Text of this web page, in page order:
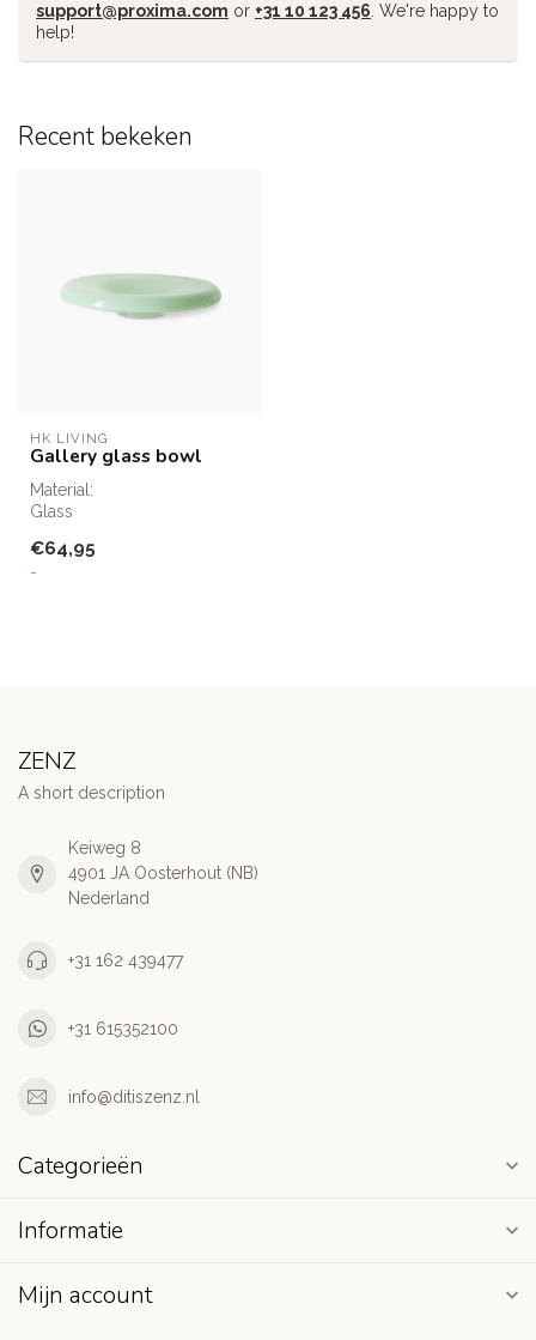
support@proxima.com or +31 10 123 456 . We're happy to
help!
Recent bekeken
HK LIVING
Gallery glass bowl
Material:
Glass
€64,95
-
ZENZ
A short description
Keiweg 8
4901 JA Oosterhout (NB)
Nederland
+31 162 439477
+31 615352100
info@ditiszenz.nl
Categorieën
Informatie
Mijn account